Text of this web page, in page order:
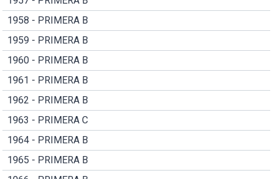
1958 - PRIMERA B
1959 - PRIMERA B
1960 - PRIMERA B
1961 - PRIMERA B
1962 - PRIMERA B
1963 - PRIMERA C
1964 - PRIMERA B
1965 - PRIMERA B